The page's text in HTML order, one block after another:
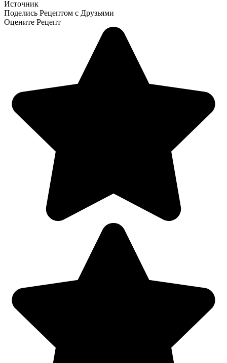
Источник
Поделись Рецептом с Друзьями
Оцените Рецепт